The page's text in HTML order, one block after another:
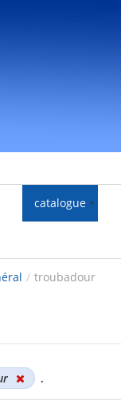
catalogue
/ troubadour
.